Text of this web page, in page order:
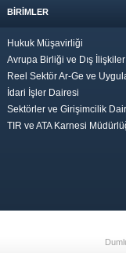
BİRİMLER
Hukuk Müşavirliği
Avrupa Birliği ve Dış
Reel Sektör Ar-Ge ve
İdari İşler Dairesi
Sektörler ve Girişimcilik
TIR ve ATA Karnesi